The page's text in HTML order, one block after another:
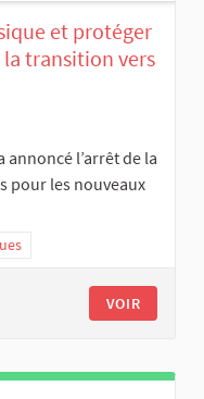
et protéger
transition vers
annoncé l’arrêt de la
pour les nouveaux
VOIR